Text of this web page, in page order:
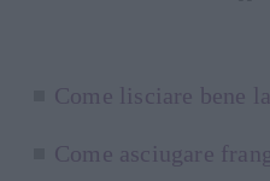
Come lisciare bene
Come asciugare